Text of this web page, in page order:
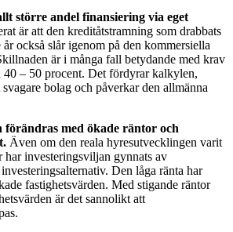
större andel finansiering via eget
är att den kreditåtstramning som drabbats
år också slår igenom på den kommersiella
är i många fall betydande med krav
40 – 50 procent. Det fördyrar kalkylen,
bolag och påverkar den allmänna
med ökade räntor och
Även om den reala hyresutvecklingen varit
har investeringsviljan gynnats av
Den låga ränta har
fastighetsvärden. Med stigande räntor
är det sannolikt att